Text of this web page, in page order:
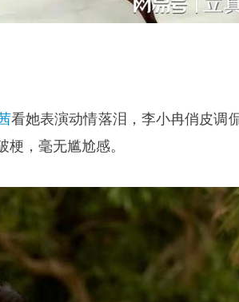
看她表演动情落泪，李小冉俏皮调
，毫无尴尬感。